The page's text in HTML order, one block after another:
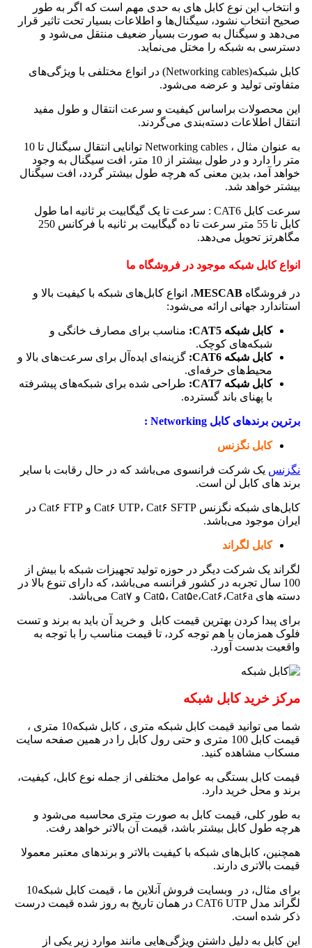
و انتخاب این نوع کابل های به حدی مهم است که اگر به طور
صحیح انتخاب نشود، سیگنال‌ها و اطلاعات بسیار تحت تاثیر قرار
می‌دهد و سیگنال به صورت بسیار ضعیف منتقل می‌شود و
دسترسی به شبکه را مختل می‌نماید.
کابل شبکه(Networking cables) در انواع مختلفی با ویژگی‌های
متفاوتی تولید و عرضه می‌شود.
این محصولات براساس کیفیت و سرعت انتقال و طول مفید
انتقال اطلاعات دسته‌بندی می‌گردند.
به عنوان مثال ، Networking cables توانایی انتقال سیگنال تا 10
متر را دارد و در طول بیشتر از 10 متر، افت سیگنال به وجود
خواهد آمد، بدین معنی که هرچه طول بیشتر گردد، افت سیگنال
بیشتر خواهد شد.
سرعت کابل CAT6 : سرعت تا یک گیگابیت بر ثانیه اما طول
کابل تا 55 متر سرعت تا ده گیگابیت بر ثانیه با فرکانس 250
مگاهرتز تحویل می‌دهد.
انواع کابل شبکه موجود در فروشگاه ما
در فروشگاه MESCAB، انواع کابل‌های شبکه با کیفیت بالا و
استاندارد جهانی ارائه می‌شود:
کابل شبکه CAT5:
مناسب برای مصارف خانگی و
شبکه‌های کوچک.
کابل شبکه CAT6:
گزینه‌ای ایده‌آل برای سرعت‌های بالا و
محیط‌های حرفه‌ای.
کابل شبکه CAT7:
طراحی شده برای شبکه‌های پیشرفته
با پهنای باند گسترده.
برترین برندهای کابل Networking :
کابل نگزنس
نگزنس یک شرکت فرانسوی می‌باشد که در حال رقابت با سایر
برند های کابل لن است.
کابل‌های شبکه نگزنس Cat۶ UTP، Cat۶ SFTP و Cat۶ FTP در
ایران موجود می‌باشد.
کابل لگراند
لگراند یک شرکت دیگر در حوزه تولید تجهیزات شبکه با بیش از
100 سال تجربه در کشور فرانسه می‌باشد، که دارای تنوع بالا در
دسته های Cat۵، Cat۵e،Cat۶،Cat۶a و Cat۷ می‌باشد.
برای پبدا کردن بهترین قیمت کابل و خرید آن باید به برند و تست
فلوک همزمان با هم توجه کرد، تا قیمت مناسب را با توجه به
واقعیت بدست آورد.
مرکز خرید کابل شبکه
شما می توانید قیمت کابل شبکه متری ، کابل شبکه10 متری ،
قیمت کابل 100 متری و حتی رول کابل را در همین صفحه سایت
مسکاب مشاهده کنید.
قیمت کابل بستگی به عوامل مختلفی از جمله نوع کابل، کیفیت،
برند و محل خرید دارد.
به طور کلی، قیمت کابل به صورت متری محاسبه می‌شود و
هرچه طول کابل بیشتر باشد، قیمت آن بالاتر خواهد رفت.
همچنین، کابل‌های شبکه با کیفیت بالاتر و برندهای معتبر معمولا
قیمت بالاتری دارند.
برای مثال، در وبسایت‌ فروش آنلاین ما ، قیمت کابل شبکه10
لگراند مدل CAT6 UTP در همان تاریخ به روز شده قیمت درست
ذکر شده است.
این کابل به دلیل داشتن ویژگی‌هایی مانند موارد زیر یکی از